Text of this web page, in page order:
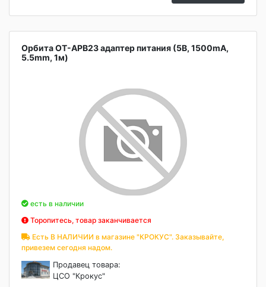
Орбита OT-APB23 адаптер питания (5B, 1500mA,
5.5mm, 1м)
есть в наличии
Торопитесь, товар заканчивается
Есть В НАЛИЧИИ в магазине "КРОКУС". Заказывайте,
привезем сегодня надом.
Продавец товара:
ЦСО "Крокус"